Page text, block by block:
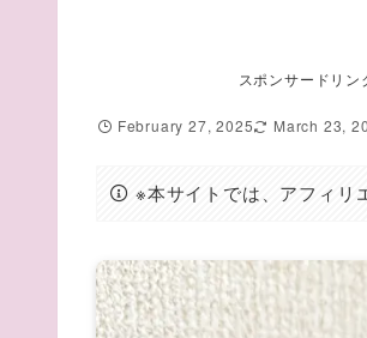
スポンサードリン
February 27, 2025 March 23,
※本サイトでは、アフィリ